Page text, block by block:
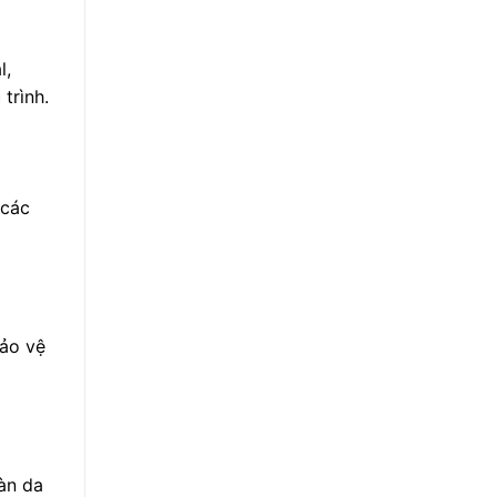
trình.
vệ
da